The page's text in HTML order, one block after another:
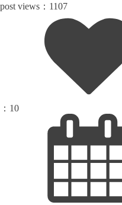
post views： 1107
： 10